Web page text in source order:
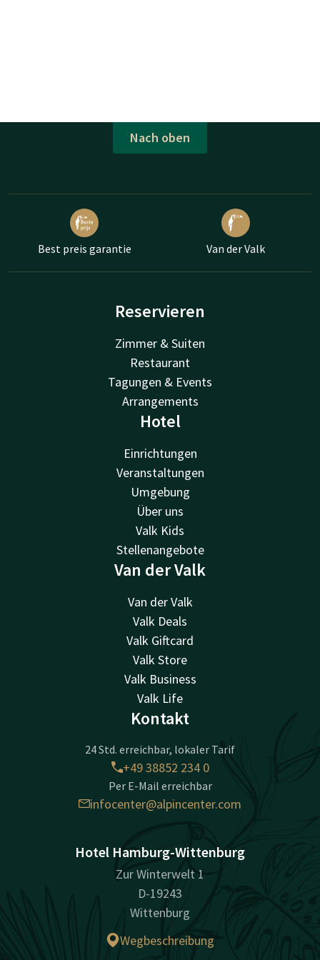
Nach oben
Best preis garantie Van der Valk
Reservieren
Zimmer & Suiten
Restaurant
Tagungen & Events
Arrangements
Hotel
Einrichtungen
Veranstaltungen
Umgebung
Über uns
Valk Kids
Stellenangebote
Van der Valk
Van der Valk
Valk Deals
Valk Giftcard
Valk Store
Valk Business
Valk Life
Kontakt
24 Std. erreichbar, lokaler Tarif
+49 38852 234 0
Per E-Mail erreichbar
infocenter@alpincenter.com
Hotel Hamburg-Wittenburg
Zur Winterwelt 1
D-19243
Wittenburg
Wegbeschreibung